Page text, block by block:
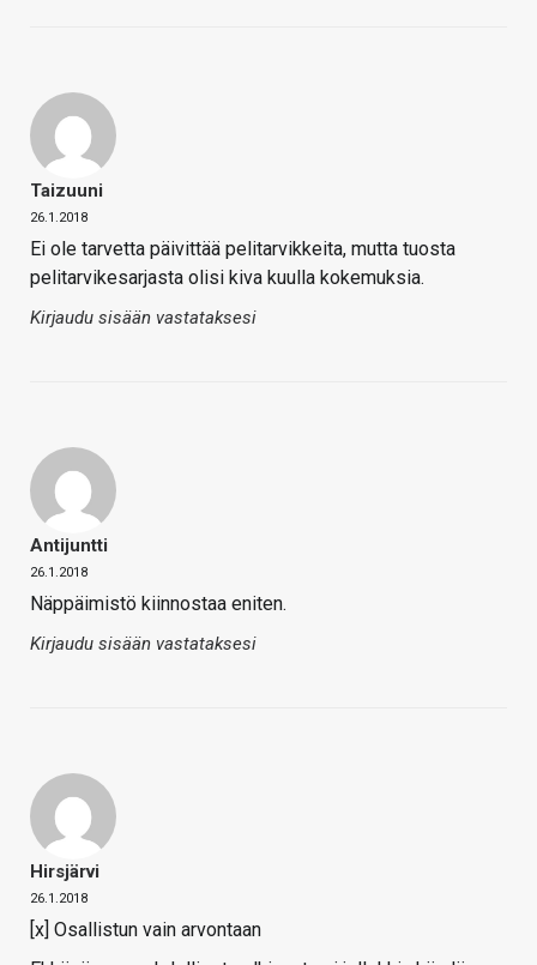
Taizuuni
26.1.2018
Ei ole tarvetta päivittää pelitarvikkeita, mutta tuosta
pelitarvikesarjasta olisi kiva kuulla kokemuksia.
Kirjaudu sisään vastataksesi
Antijuntti
26.1.2018
Näppäimistö kiinnostaa eniten.
Kirjaudu sisään vastataksesi
Hirsjärvi
26.1.2018
[x] Osallistun vain arvontaan